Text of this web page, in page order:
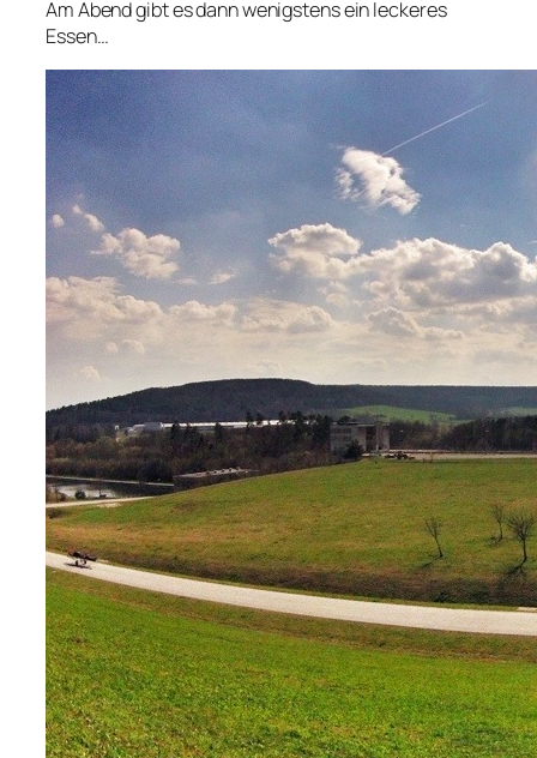
Am Abend gibt es dann wenigstens ein leckeres
Essen…